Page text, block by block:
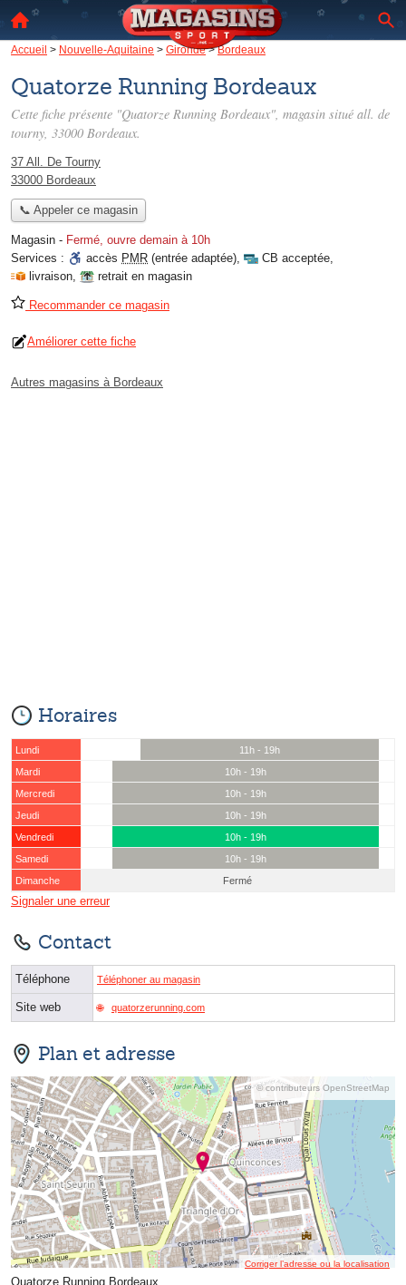
Accueil > Nouvelle-Aquitaine > Gironde>Bordeaux
Quatorze Running Bordeaux
Cette fiche présente "Quatorze Running Bordeaux", magasin situé all. de
tourny, 33000 Bordeaux.
37 All. De Tourny
33000 Bordeaux
📞 Appeler ce magasin
Magasin - Fermé, ouvre demain à 10h
Services :
accès PMR (entrée adaptée), CB acceptée,
livraison, retrait en magasin
Recommander ce magasin
Améliorer cette fiche
Autres magasins à Bordeaux
Horaires
Lundi
11h - 19h
Mardi
10h - 19h
Mercredi
10h - 19h
Jeudi
10h - 19h
Vendredi
10h - 19h
Samedi
10h - 19h
Dimanche
Fermé
Signaler une erreur
Contact
Téléphone Téléphoner au magasin
Site web quatorzerunning.com
Plan et adresse
© contributeurs OpenStreetMap
Corriger l’adresse ou la localisation
Quatorze Running Bordeaux